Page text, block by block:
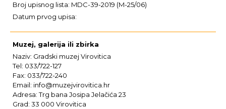
Broj upisnog lista: MDC-39-2019 (M-25/06)
Datum prvog upisa:
Muzej, galerija ili zbirka
Naziv: Gradski muzej Virovitica
Tel: 033/722-127
Fax: 033/722-240
Email: info@muzejvirovitica.hr
Adresa: Trg bana Josipa Jelačića 23
Grad: 33 000 Virovitica